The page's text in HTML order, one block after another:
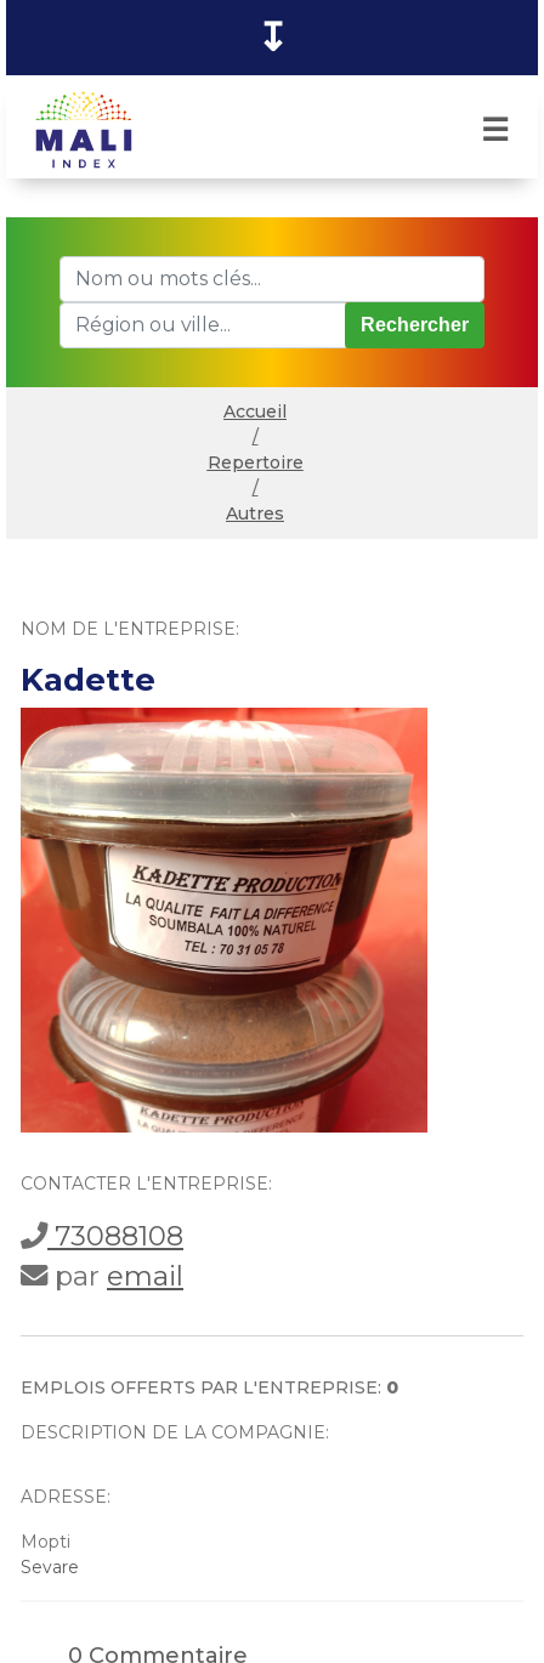
↧
☰
Rechercher
Accueil
/
Repertoire
/
Autres
NOM DE L'ENTREPRISE:
Kadette
CONTACTER L'ENTREPRISE:
73088108
par email
EMPLOIS OFFERTS PAR L'ENTREPRISE: 0
DESCRIPTION DE LA COMPAGNIE:
ADRESSE:
Mopti
Sevare
0 Commentaire